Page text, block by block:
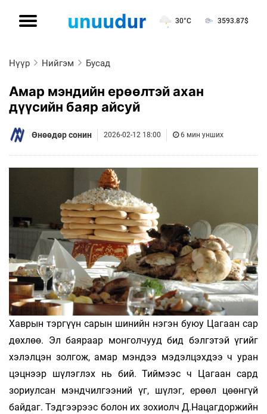
30°C 3593.87$
Нүүр Нийгэм Бусад
Амар мэндийн ерөөлтэй ахан
дүүсийн баяр айсуй
Өнөөдөр сонин 2026-02-12 18:00 6 мин унших
Хаврын тэргүүн сарын шинийн нэгэн буюу Цагаан сар
дөхлөө. Эл баяраар монголчууд бид бэлгэтэй үгийг
хэлэлцэн золгож, амар мэндээ мэдэлцэхдээ ч уран
цэцнээр шүлэглэх нь бий. Тиймээс ч Цагаан сард
зориулсан мэндчилгээний үг, шүлэг, ерөөл цөөнгүй
байдаг. Тэдгээрээс болон их зохиолч Д.Нацагдоржийн